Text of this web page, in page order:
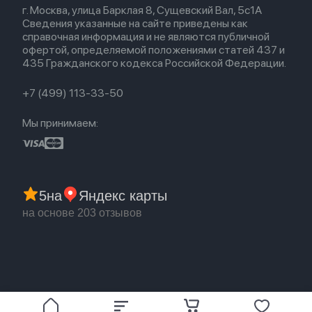
Airpods 2
Airpods (1-е)
Для Apple Watch
Политика конфиденциальности
Оплата и доставка
Партнерская программа
Гарантия
Обмен и возврат
Trade-in
Новые поступления
Популярное
Акции
г. Москва, улица Барклая 8, Сущевский Вал, 5с1А
Сведения указанные на сайте приведены как
справочная информация и не являются публичной
офертой, определяемой положениями статей 437 и
435 Гражданского кодекса Российской Федерации.
+7 (499) 113-33-50
Мы принимаем:
5на Яндекс карты
на основе 203 отзывов